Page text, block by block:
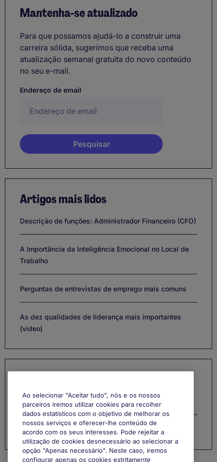
Mantenha-se atualizado
Para que possamos ajudá-lo a construir uma
carreira sólida, sugerimos que receba uma
atualização semanal gratuita do novo conteúdo
no seu e-mail.
Endereço de email
Artigos mais lidos
Descrição de funções: Administrador Financeiro (CFO)
A Importância da Inteligência Emocional no Local de
Trabalho
Perguntas de entrevistas de emprego mais comuns
As dez qualidades de liderança mais importantes
(vídeo)
Gestão de Carreira
Função
Ao selecionar "Aceitar tudo", nós e os nossos
parceiros iremos utilizar cookies para recolher
dados estatísticos com o objetivo de melhorar os
nossos serviços e oferecer-lhe conteúdo de
acordo com os seus interesses. Pode rejeitar a
utilização de cookies desnecessário ao selecionar a
opção "Apenas necessário". Neste caso, iremos
configurar apenas os cookies estritamente